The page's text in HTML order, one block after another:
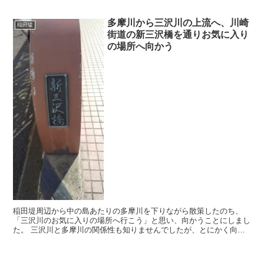
稲田堤
多摩川から三沢川の上流へ、川崎
街道の新三沢橋を通りお気に入り
の場所へ向かう
稲田堤周辺から中の島あたりの多摩川を下りながら散策したのち、
「三沢川のお気に入りの場所へ行こう」と思い、向かうことにしまし
た。 三沢川と多摩川の関係性も知りませんでしたが、とにかく向か